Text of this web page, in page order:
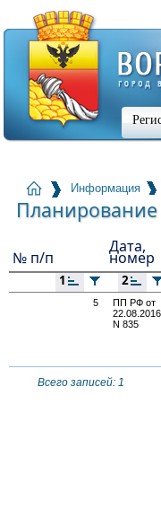
Информация
Планирование
№ п/п
Дата,
номер
1 2
5
ПП РФ от
22.08.2016
N 835
Всего записей: 1